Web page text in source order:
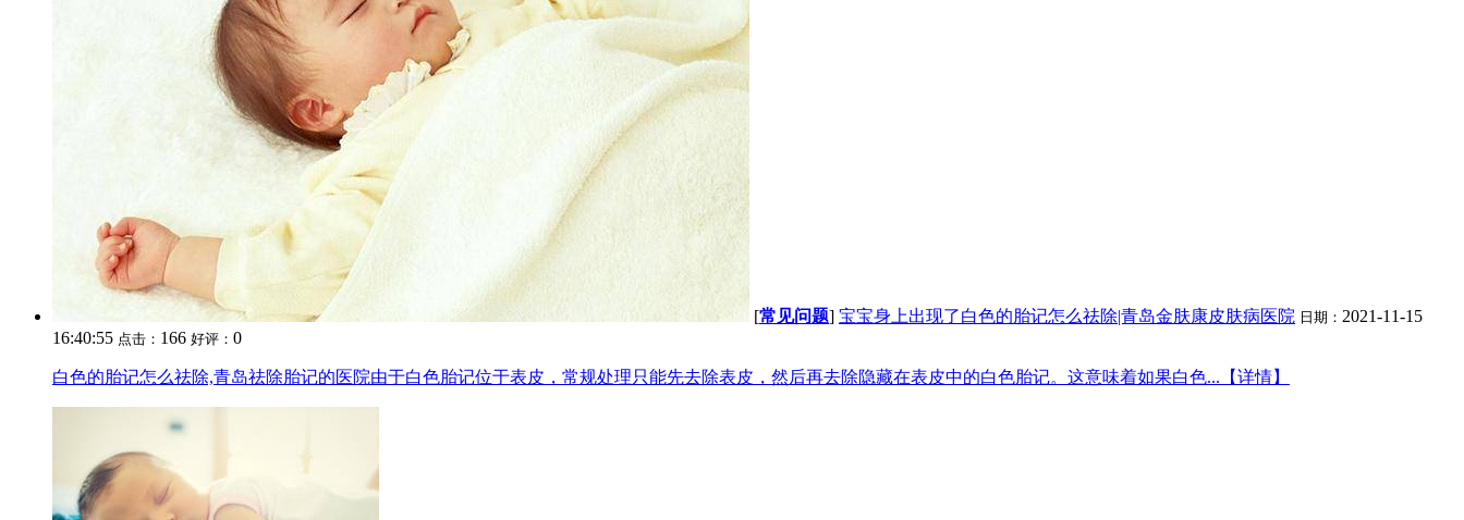
[常见问题] 宝宝身上出现了白色的胎记怎么祛除|青岛金肤康皮肤病医院 日期： 2021-11-15
16:40:55 点击： 166 好评： 0
白色的胎记怎么祛除,青岛祛除胎记的医院由于白色胎记位于表皮，常规处理只能先去除表皮，然后再去除隐藏在表皮中的白色胎记。这意味着如果白色...【详情】